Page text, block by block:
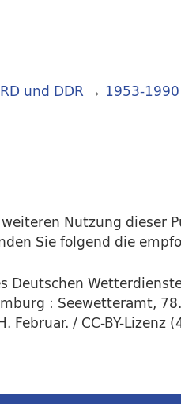
und DDR → 1953-
Nutzung dieser
Sie folgend die
Deutschen
: Seewetteramt,
Februar. / CC-BY-Lizenz